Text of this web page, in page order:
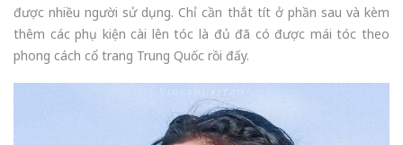
được nhiều người sử dụng. Chỉ cần thắt tít ở phần sau và kèm
thêm các phụ kiện cài lên tóc là đủ đã có được mái tóc theo
phong cách cổ trang Trung Quốc rồi đấy.